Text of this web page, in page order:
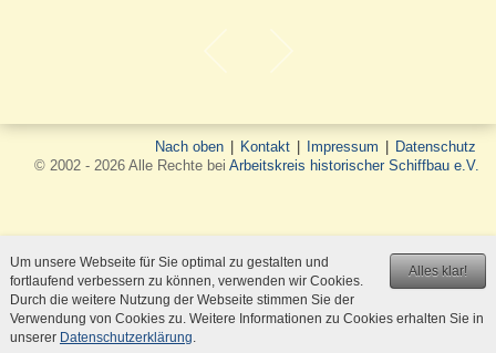
Nach oben Kontakt Impressum
Datenschutz
© 2002 - 2026 Alle Rechte bei Arbeitskreis historischer Schiffbau e.V.
Alles klar!
Um unsere Webseite für Sie optimal zu gestalten und
fortlaufend verbessern zu können, verwenden wir Cookies.
Durch die weitere Nutzung der Webseite stimmen Sie der
Verwendung von Cookies zu. Weitere Informationen zu Cookies erhalten Sie in
unserer Datenschutzerklärung